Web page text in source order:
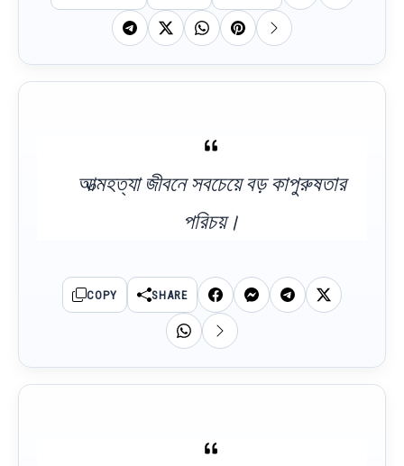
আত্মহত্যা জীবনে সবচেয়ে বড় কাপুরুষতার
পরিচয়।
COPY SHARE